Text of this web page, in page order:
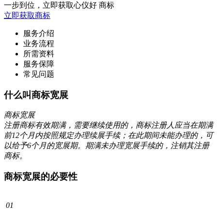
一步到位，立即获取心仪好 商标
立即获取商标
服务介绍
业务流程
所需资料
服务保障
常见问题
什么叫商标宽展
商标宽展
注册商标有效期满，需要继续使用的，商标注册人应当在期满
前12个月内按照规定办理续展手续；在此期间未能办理的，可
以给予6个月的宽展期。期满未办理宽展手续的，注销其注册
商标。
商标宽展的必要性
01